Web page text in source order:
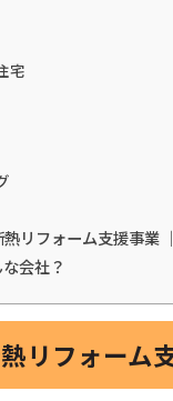
宅
リフォーム支援事業
会社？
リフォーム